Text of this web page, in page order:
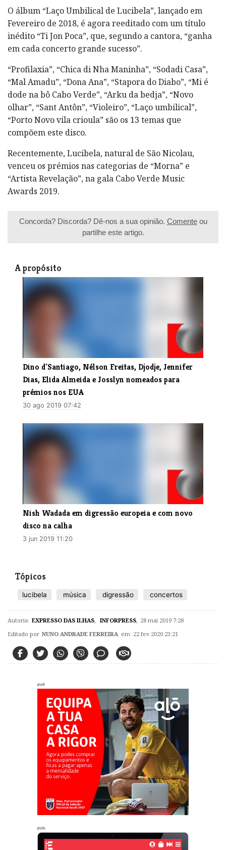
O álbum “Laço Umbilical de Lucibela”, lançado em
Fevereiro de 2018, é agora reeditado com um título
inédito “Ti Jon Poca”, que, segundo a cantora, “ganha
em cada concerto grande sucesso”.
“Profilaxia”, “Chica di Nha Maninha”, “Sodadi Casa”,
“Mal Amadu”, “Dona Ana”, “Stapora do Diabo”, “Mi é
dode na bô Cabo Verde”, “Arku da bedja”, “Novo
olhar”, “Sant Antôn”, “Violeiro”, “Laço umbilical”,
“Porto Novo vila crioula” são os 13 temas que
compõem este disco.
Recentemente, Lucibela, natural de São Nicolau,
venceu os prémios nas categorias de “Morna” e
“Artista Revelação”, na gala Cabo Verde Music
Awards 2019.
Concorda? Discorda? Dê-nos a sua opinião. Comenteou
partilhe este artigo.
A propósito
Dino d´Santiago, Nélson Freitas, Djodje, Jennifer
Dias, Elida Almeida e Josslyn nomeados para
prémios nos EUA
30 ago 2019 07:42
Nish Wadada em digressão europeia e com novo
disco na calha
3 jun 2019 11:20
Tópicos
lucibela música digressão concertos
Autoria: EXPRESSO DAS ILHAS INFORPRESS 28 mai 2019 7:28
Editado por NUNO ANDRADE FERREIRA em 22 fev 2020 23:21
pub
pub.